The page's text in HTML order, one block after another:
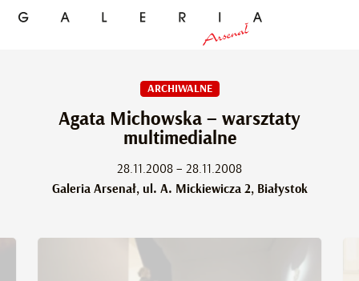
ARCHIWALNE
Agata Michowska – warsztaty
multimedialne
28.11.2008 – 28.11.2008
Galeria Arsenał, ul. A. Mickiewicza 2, Białystok